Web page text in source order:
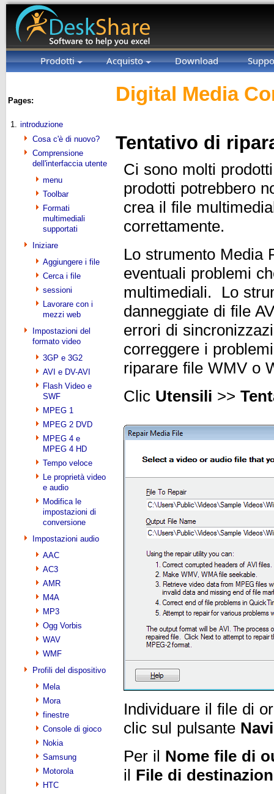
Prodotti Acquisto Download
Pages:
1. introduzione
Cosa c'è di nuovo?
Comprensione
dell'interfaccia utente
menu
Toolbar
Formati
multimediali
supportati
Iniziare
Aggiungere i file
Cerca i file
sessioni
Lavorare con i
mezzi web
Impostazioni del
formato video
3GP e 3G2
AVI e DV-AVI
Flash Video e
SWF
MPEG 1
MPEG 2 DVD
MPEG 4 e
MPEG 4 HD
Tempo veloce
Le proprietà video
e audio
Modifica le
impostazioni di
conversione
Impostazioni audio
AAC
AC3
AMR
M4A
MP3
Ogg Vorbis
WAV
WMF
Profili del dispositivo
Mela
Mora
finestre
Console di gioco
Nokia
Samsung
Motorola
HTC
Digital Media
Tentativo di
Ci sono molti
prodotti potrebbero
crea il file
correttamente.
Lo strumento Media
eventuali problemi
multimediali. Lo
danneggiate di file
errori di
correggere i
riparare file WMV o
Clic Utensili >>
Individuare il file di
clic sul pulsante
Per il Nome file di
il File di